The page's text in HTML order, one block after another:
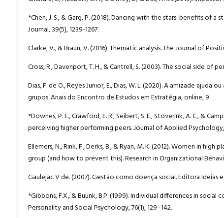
*Chen, J. S., & Garg, P. (2018). Dancing with the stars: benefits
Journal, 39(5), 1239-1267.
Clarke, V., & Braun, V. (2016). Thematic analysis. The Journal of
Cross, R., Davenport, T. H., & Cantrell, S. (2003). The social side of
Dias, F. de O., Reyes Junior, E., Dias, W. L. (2020). A amizade
grupos. Anais do Encontro de Estudos em Estratégia, online, 9.
*Downes, P. E., Crawford, E. R., Seibert, S. E., Stoverink, A. C., &
perceiving higher performing peers. Journal of Applied Psychology,
Ellemers, N., Rink, F., Derks, B., & Ryan, M. K. (2012). Women in
group (and how to prevent this). Research in Organizational
Gaulejac V de. (2007). Gestão como doença social. Editora Ideias
*Gibbons, F.X., & Buunk, B.P. (1999). Individual differences in
Personality and Social Psychology, 76(1), 129–142.